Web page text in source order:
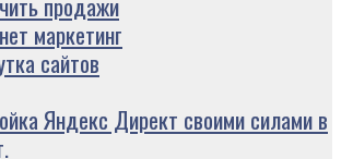
маркетинг
сайтов
Яндекс Директ своими силами в